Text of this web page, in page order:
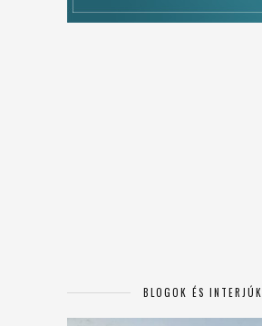
BLOGOK ÉS INTERJÚK